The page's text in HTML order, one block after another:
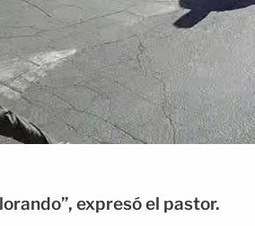
expresó el pastor.